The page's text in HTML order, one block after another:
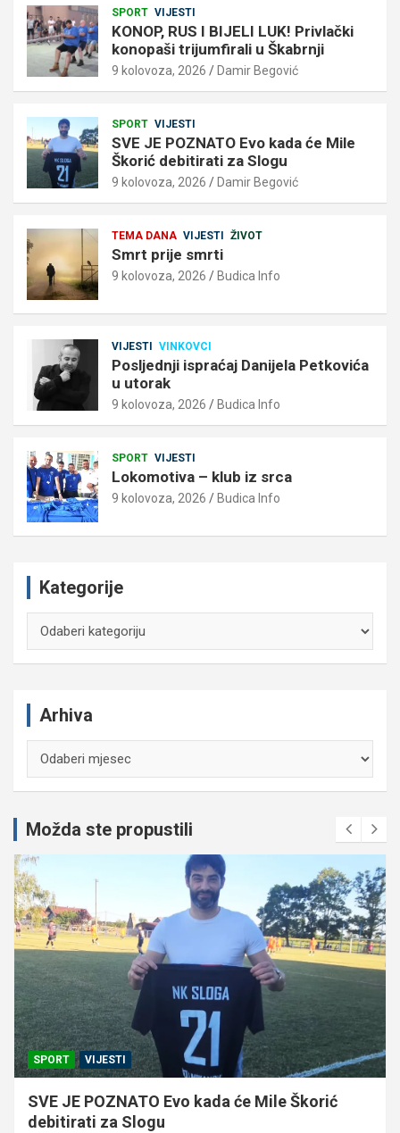
SPORT VIJESTI
KONOP, RUS I BIJELI LUK! Privlački
konopaši trijumfirali u Škabrnji
9 kolovoza, 2026 Damir Begović
SPORT VIJESTI
SVE JE POZNATO Evo kada će Mile
Škorić debitirati za Slogu
9 kolovoza, 2026 Damir Begović
TEMA DANA VIJESTI ŽIVOT
Smrt prije smrti
9 kolovoza, 2026 Budica Info
VIJESTI VINKOVCI
Posljednji ispraćaj Danijela Petkovića
u utorak
9 kolovoza, 2026 Budica Info
SPORT VIJESTI
Lokomotiva – klub iz srca
9 kolovoza, 2026 Budica Info
Kategorije
Arhiva
Možda ste propustili
SPORT VIJESTI
SVE JE POZNATO Evo kada će Mile Škorić
debitirati za Slogu